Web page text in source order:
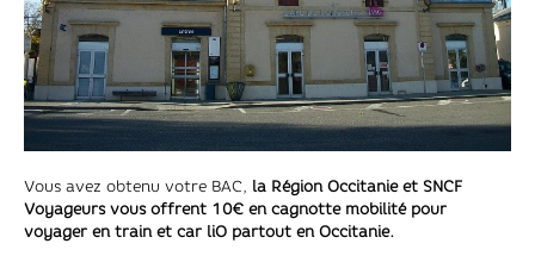
Vous avez obtenu votre BAC, la Région Occitanie et SNCF
Voyageurs vous offrent 10€ en cagnotte mobilité pour
voyager en train et car liO partout en Occitanie.